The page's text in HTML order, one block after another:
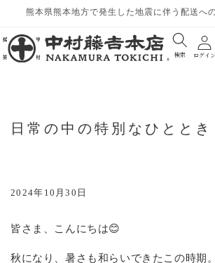
熊本県熊本地方で発生した地震に伴う配送へ
検索 ログイン
日常の中の特別なひととき
2024年10月30日
皆さま、こんにちは😊
秋になり、暑さも和らいできたこの時期